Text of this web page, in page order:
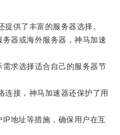
供了丰富的服务器选择。
器或海外服务器，神马加速
求选择适合自己的服务器节
接，神马加速器还保护了用
地址等措施，确保用户在互